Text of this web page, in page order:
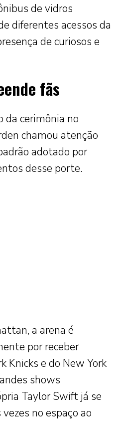
de vidros
diferentes acessos da
de curiosos e
fãs
da cerimônia no
chamou atenção
adotado por
desse porte.
a arena é
por receber
Knicks e do New York
shows
Taylor Swift já se
no espaço ao